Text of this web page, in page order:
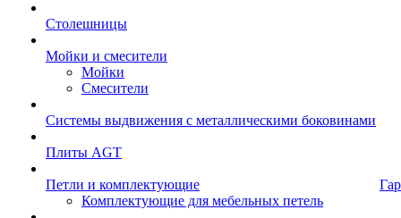
Столешницы
Мойки и смесители
Мойки
Смесители
Системы выдвижения с металлическими боковинами
Плиты AGT
Петли и комплектующие
Комплектующие для мебельных петель